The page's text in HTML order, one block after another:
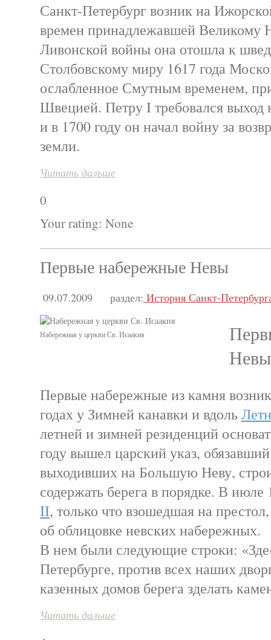
Санкт-Петербург возник на
времен принадлежавшей Великому
Ливонской войны она отошла к
Столбовскому миру 1617 года
ослабленное Смутным временем,
Швецией. Петру I требовался выход
и в 1700 году он начал войну за
земли.
Читать дальше
0
Your rating: None
Первые набережные Невы
09.07.2009 раздел: История Санкт-
Набережная у церкви Св. Исаакия
Невы
Первые набережные из камня
годах у Зимней канавки и вдоль
летней и зимней резиденций
году вышел царский указ,
выходивших на Большую Неву,
содержать берега в порядке. В июле
II, только что взошедшая на
об облицовке невских набережных.
В нем были следующие строки:
Петербурге, против всех наших
казенных домов берега зделать
Читать дальше